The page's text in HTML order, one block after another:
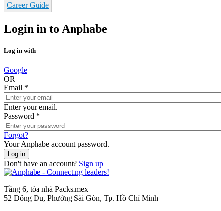
Career Guide
Login in to Anphabe
Log in with
Google
OR
Email *
Enter your email.
Password *
Forgot?
Your Anphabe account password.
Don't have an account? Sign up
Tầng 6, tòa nhà Packsimex
52 Đông Du, Phường Sài Gòn, Tp. Hồ Chí Minh